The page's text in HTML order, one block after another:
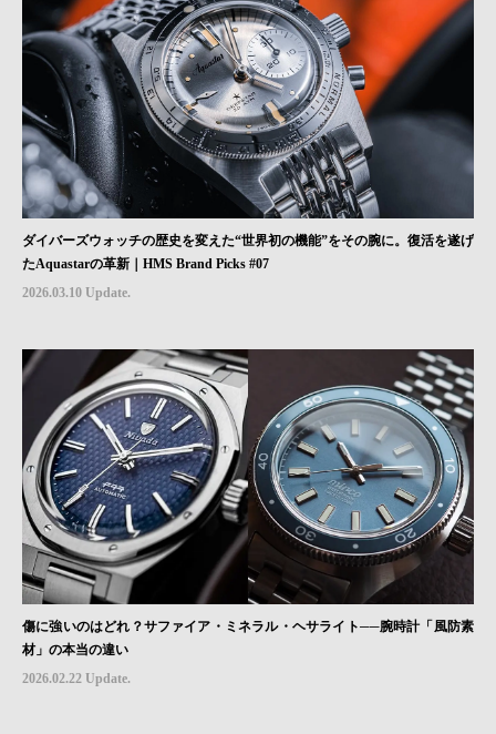
ダイバーズウォッチの歴史を変えた“世界初の機能”をその腕に。復活を遂げ
たAquastarの革新｜HMS Brand Picks #07
2026.03.10 Update.
傷に強いのはどれ？サファイア・ミネラル・ヘサライト──腕時計「風防素
材」の本当の違い
2026.02.22 Update.